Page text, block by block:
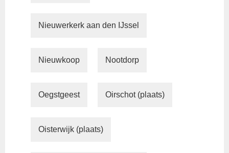
Nieuwerkerk aan den IJssel
Nieuwkoop Nootdorp
Oegstgeest Oirschot (plaats)
Oisterwijk (plaats)